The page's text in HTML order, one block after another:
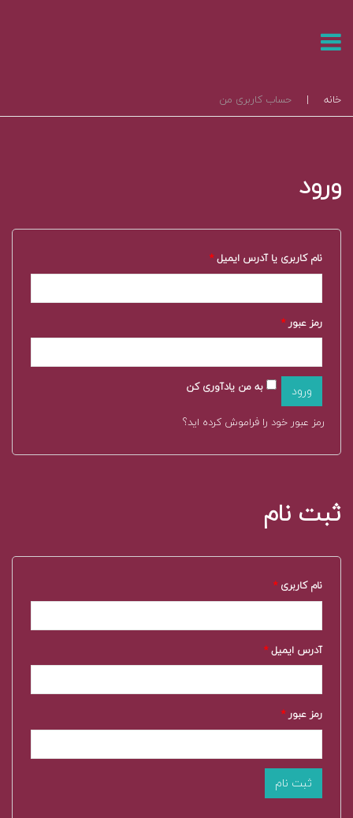
خانه | حساب کاربری من
ورود
نام کاربری یا آدرس ایمیل*
رمز عبور*
به من یادآوری کن
رمز عبور خود را فراموش کرده اید؟
ثبت نام
نام کاربری*
آدرس ایمیل*
رمز عبور*